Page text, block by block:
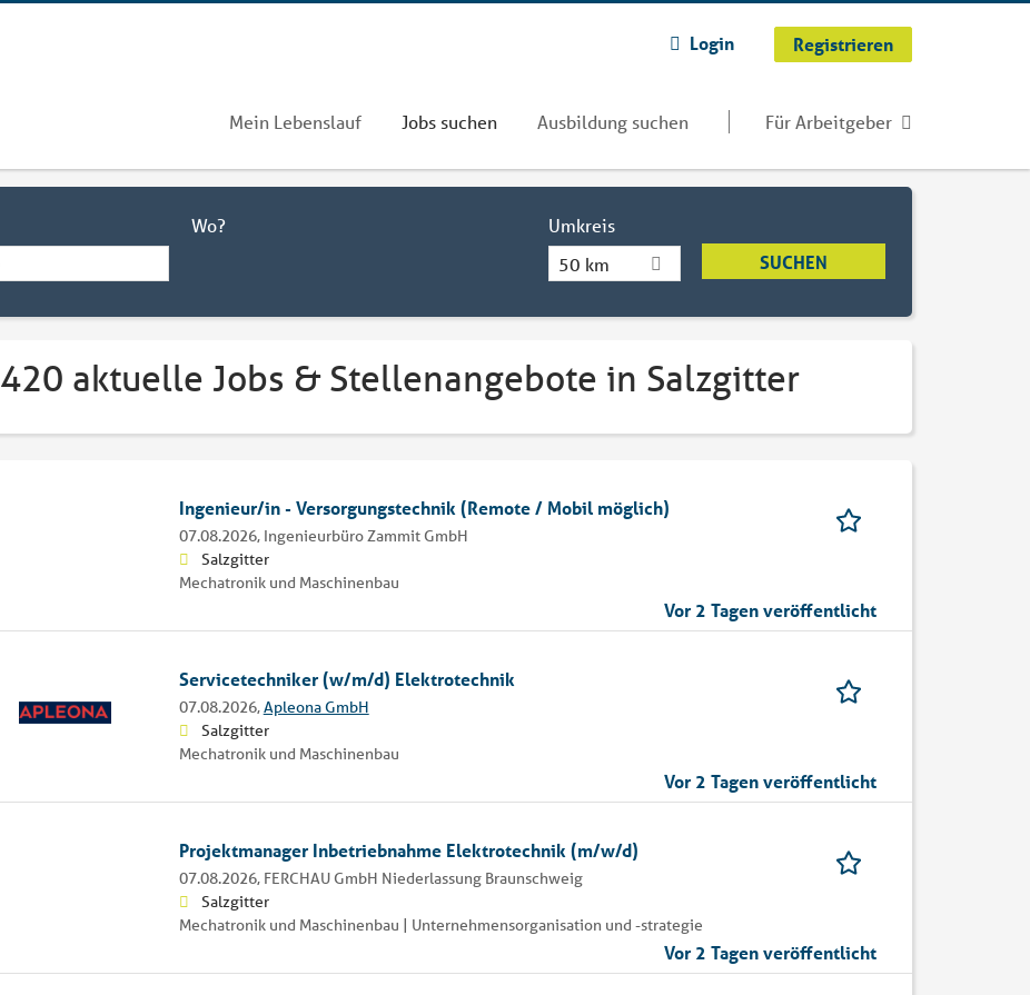
Login Registrieren
Mein Lebenslauf Jobs suchen Ausbildung suchen Für Arbeitgeber
Wo?
Umkreis
50 km
420 aktuelle Jobs & Stellenangebote in Salzgitter
Ingenieur/in - Versorgungstechnik (Remote / Mobil möglich)
07.08.2026, Ingenieurbüro Zammit GmbH
Salzgitter
Mechatronik und Maschinenbau
Vor 2 Tagen veröffentlicht
Servicetechniker (w/m/d) Elektrotechnik
07.08.2026,Apleona GmbH
Salzgitter
Mechatronik und Maschinenbau
Vor 2 Tagen veröffentlicht
Projektmanager Inbetriebnahme Elektrotechnik (m/w/d)
07.08.2026, FERCHAU GmbH Niederlassung Braunschweig
Salzgitter
Mechatronik und Maschinenbau | Unternehmensorganisation und -strategie
Vor 2 Tagen veröffentlicht